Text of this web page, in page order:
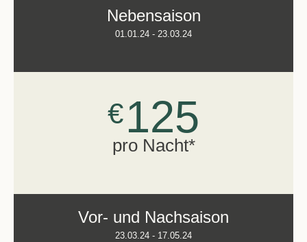
Nebensaison
01.01.24 - 23.03.24
€125
pro Nacht*
Vor- und Nachsaison
23.03.24 - 17.05.24